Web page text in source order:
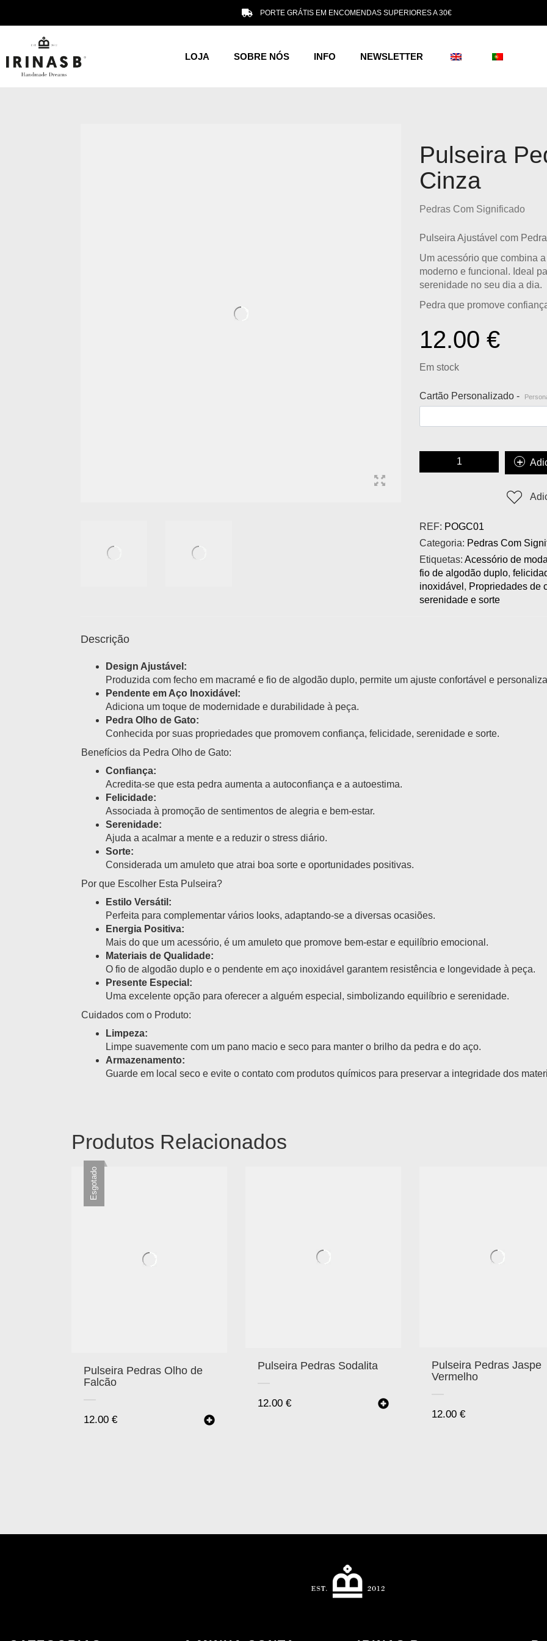
PORTE GRÁTIS EM ENCOMENDAS SUPERIORES A 30€
LOJA SOBRE NÓS INFO NEWSLETTER
Pulseira
Cinza
Pedras Com Significado
Pulseira Ajustável com
Um acessório que combina
moderno e funcional. Ideal
serenidade no seu dia a dia.
Pedra que promove
12.00 €
Em stock
Cartão Personalizado -
REF: POGC01
Categoria: Pedras Com
Etiquetas: Acessório de
fio de algodão duplo,
inoxidável , Propriedades de
serenidade e sorte
Descrição
Design Ajustável:
Produzida com fecho em macramé e fio de algodão duplo, permite um ajuste confortável e
Pendente em Aço Inoxidável:
Adiciona um toque de modernidade e durabilidade à peça.
Pedra Olho de Gato:
Conhecida por suas propriedades que promovem confiança, felicidade, serenidade e sorte.
Benefícios da Pedra Olho de Gato:
Confiança:
Acredita-se que esta pedra aumenta a autoconfiança e a autoestima.
Felicidade:
Associada à promoção de sentimentos de alegria e bem-estar.
Serenidade:
Ajuda a acalmar a mente e a reduzir o stress diário.
Sorte:
Considerada um amuleto que atrai boa sorte e oportunidades positivas.
Por que Escolher Esta Pulseira?
Estilo Versátil:
Perfeita para complementar vários looks, adaptando-se a diversas ocasiões.
Energia Positiva:
Mais do que um acessório, é um amuleto que promove bem-estar e equilíbrio emocional.
Materiais de Qualidade:
O fio de algodão duplo e o pendente em aço inoxidável garantem resistência e longevidade à peça.
Presente Especial:
Uma excelente opção para oferecer a alguém especial, simbolizando equilíbrio e serenidade.
Cuidados com o Produto:
Limpeza:
Limpe suavemente com um pano macio e seco para manter o brilho da pedra e do aço.
Armazenamento:
Guarde em local seco e evite o contato com produtos químicos para preservar a integridade dos
Produtos Relacionados
Esgotado
Pulseira Pedras Olho de
Falcão
12.00 €
Pulseira Pedras Sodalita
12.00 €
Pulseira Pedras Jaspe
Vermelho
12.00 €